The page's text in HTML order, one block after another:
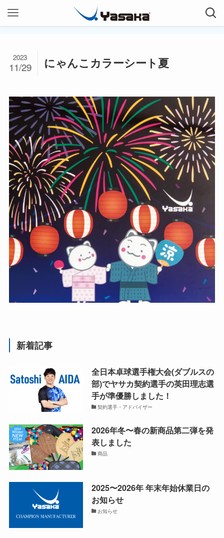
にゃんこカラーシート夏
2023
11/29
新着記事
全日本卓球選手権大会(ダブルスの
部)でヤサカ契約選手の英田理志選
手が準優勝しました！
契約選手・アドバイザー
2026年冬〜春の新商品第二弾を発
表しました
商品
2025〜2026年 年末年始休業日の
お知らせ
お知らせ